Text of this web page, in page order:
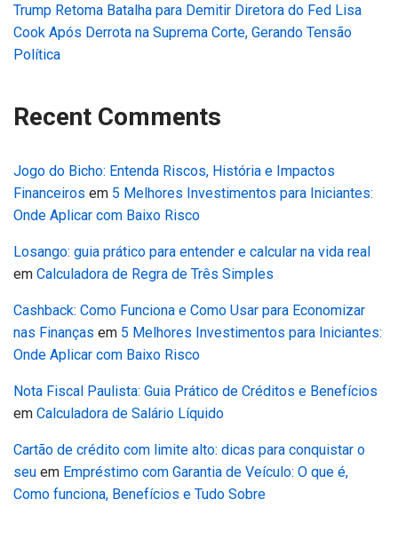
Trump Retoma Batalha para Demitir Diretora do Fed Lisa
Cook Após Derrota na Suprema Corte, Gerando Tensão
Política
Recent Comments
Jogo do Bicho: Entenda Riscos, História e Impactos
Financeiros em 5 Melhores Investimentos para Iniciantes:
Onde Aplicar com Baixo Risco
Losango: guia prático para entender e calcular na vida real
em Calculadora de Regra de Três Simples
Cashback: Como Funciona e Como Usar para Economizar
nas Finanças em 5 Melhores Investimentos para Iniciantes:
Onde Aplicar com Baixo Risco
Nota Fiscal Paulista: Guia Prático de Créditos e Benefícios
em Calculadora de Salário Líquido
Cartão de crédito com limite alto: dicas para conquistar o
seu em Empréstimo com Garantia de Veículo: O que é,
Como funciona, Benefícios e Tudo Sobre